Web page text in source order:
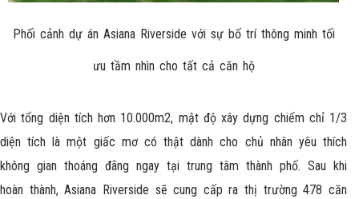
Phối cảnh dự án Asiana Riverside với sự bố trí thông minh tối
ưu tầm nhìn cho tất cả căn hộ
Với tổng diện tích hơn 10.000m2, mật độ xây dựng chiếm chỉ 1/3
diện tích là một giấc mơ có thật dành cho chủ nhân yêu thích
không gian thoáng đãng ngay tại trung tâm thành phố. Sau khi
hoàn thành, Asiana Riverside sẽ cung cấp ra thị trường 478 căn